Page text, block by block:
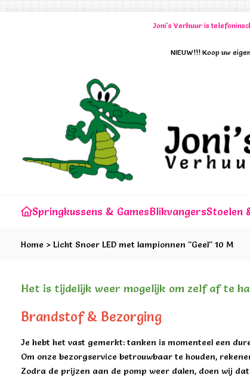
Joni's Verhuur is
NIEUW!!! Koop uw
Springkussens & GamesBlikvangersStoelen
Home > Licht Snoer LED met lampionnen "Geel" 10 M
Het is tijdelijk weer mogelijk om zelf af te
Brandstof & Bezorging
Je hebt het vast gemerkt: tanken is momenteel een
Om onze bezorgservice betrouwbaar te houden,
Zodra de prijzen aan de pomp weer dalen, doen wij